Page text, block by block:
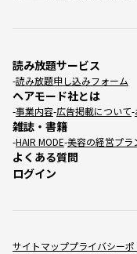
サイトマッププライバシーポ
読み放題サービス
読み放題申し込みフォーム
ヘアモード社とは
事業内容 広告掲載について
雑誌・書籍
HAIR MODE 美容の経営プラ
よくある質問
ログイン